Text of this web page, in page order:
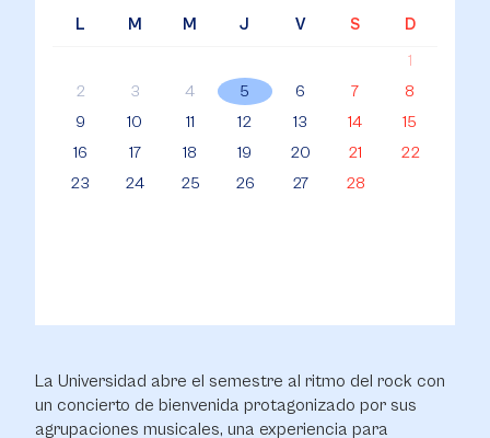
La Universidad abre el semestre al ritmo del rock con
un concierto de bienvenida protagonizado por sus
agrupaciones musicales, una experiencia para
L M M J V S
D
1
2
3 4 5 6 7
8
9
10 11 12 13 14
15
16
17 18 19 20 21
22
23
24 25 26 27 28